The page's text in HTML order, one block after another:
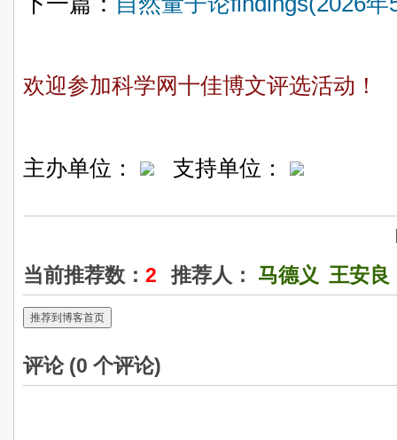
欢迎参加科学网十佳博文评选活动！
主办单位： 支持单位：
当前推荐数： 2 推荐人： 马德义 王安良
推荐到博客首页
评论 (0 个评论)